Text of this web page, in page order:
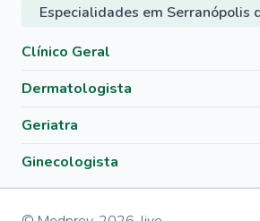
Especialidades em Serranópolis
Clínico Geral
Dermatologista
Geriatra
Ginecologista